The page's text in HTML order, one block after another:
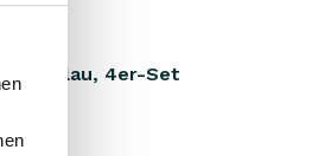
blau, 4er-Set
€